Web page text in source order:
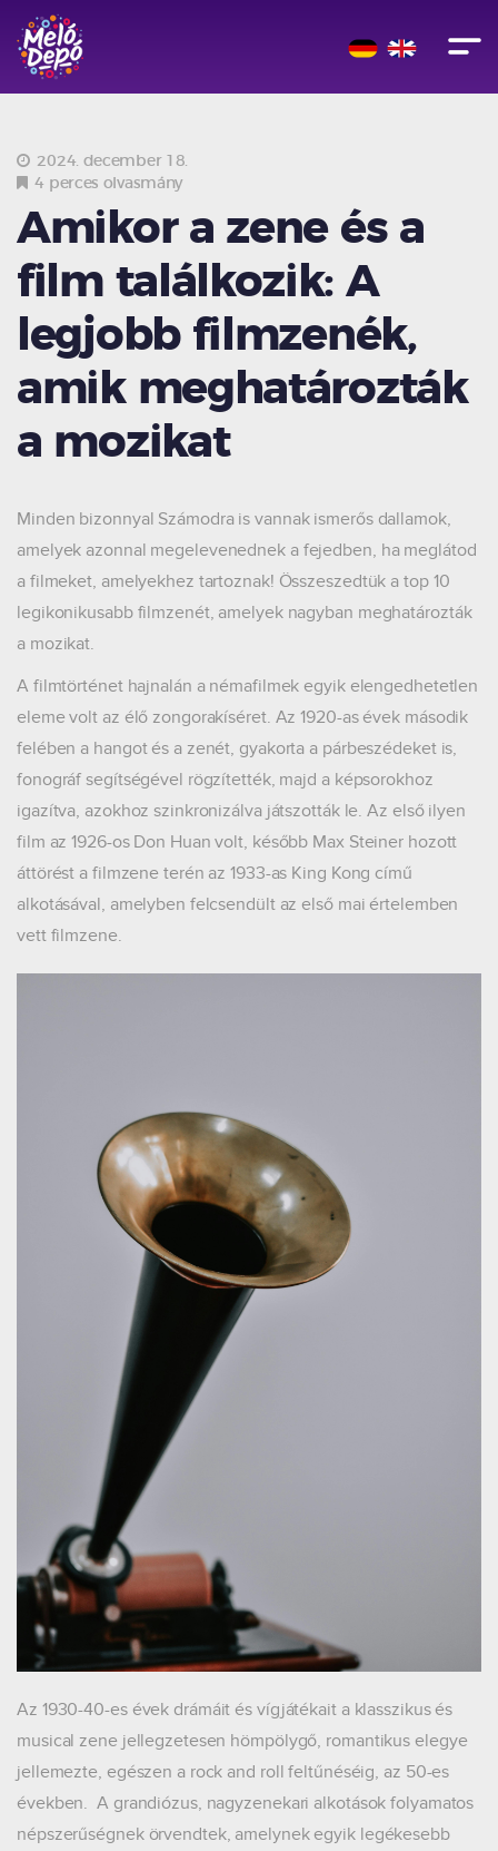
2024. december 18.
4 perces olvasmány
Amikor a zene és a
film találkozik: A
legjobb filmzenék,
amik meghatározták
a mozikat
Minden bizonnyal Számodra is vannak ismerős dallamok,
amelyek azonnal megelevenednek a fejedben, ha meglátod
a filmeket, amelyekhez tartoznak! Összeszedtük a top 10
legikonikusabb filmzenét, amelyek nagyban meghatározták
a mozikat.
A filmtörténet hajnalán a némafilmek egyik elengedhetetlen
eleme volt az élő zongorakíséret. Az 1920-as évek második
felében a hangot és a zenét, gyakorta a párbeszédeket is,
fonográf segítségével rögzítették, majd a képsorokhoz
igazítva, azokhoz szinkronizálva játszották le. Az első ilyen
film az 1926-os Don Huan volt, később Max Steiner hozott
áttörést a filmzene terén az 1933-as King Kong című
alkotásával, amelyben felcsendült az első mai értelemben
vett filmzene.
Az 1930-40-es évek drámáit és vígjátékait a klasszikus és
musical zene jellegzetesen hömpölygő, romantikus elegye
jellemezte, egészen a rock and roll feltűnéséig, az 50-es
években. A grandiózus, nagyzenekari alkotások folyamatos
népszerűségnek örvendtek, amelynek egyik legékesebb